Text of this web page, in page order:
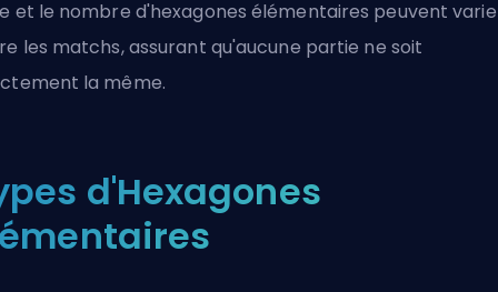
et le nombre d'hexagones élémentaires peuvent
les matchs, assurant qu'aucune partie ne soit
la même.
d'Hexagones